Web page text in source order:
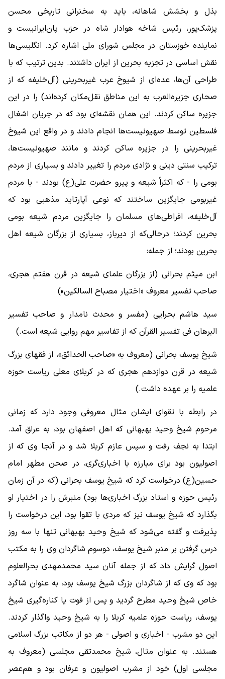
بذل و بخشش شاهانه، باید به سخنرانی تاریخی محسن
پزشک‌پور، رئیس شاخه هوادار شاه در حزب پان‌ایرانیست و
نماینده خوزستان در مجلس شورای ملی اشاره کرد. انگلیسی‌ها
نقش اساسی در تجزیه بحرین از ایران داشتند. بدین ترتیب که با
طراحی آن‌ها، عده‌ای از شیوخ عرب غیربحرینی (آل‌خلیفه که از
صحاری جزیره‌العرب به این مناطق نقل‌مکان کرده‌اند) را در این
جزیره ساکن کردند. این همان نقشه‌ای بود که در جریان اشغال
فلسطین توسط صهیونیست‌ها انجام دادند و در واقع این شیوخ
غیربحرینی را در جزیره ساکن کردند و مانند صهیونیست‌ها،
ترکیب سنتی دینی و نژادی مردم را تغییر دادند و بسیاری از مردم
بومی را - که اکثراً شیعه و پیرو حضرت علی(ع) بودند - با مردم
غیربومی جایگزین ساختند که نوعی آپارتاید مذهبی بود که
آل‌خلیفه، افراطی‌های مسلمان را جایگزین مردم شیعه بومی
بحرین کردند؛ درحالی‌که از دیرباز، بسیاری از بزرگان شیعه اهل
بحرین بودند؛ از جمله:
ابن میثم بحرانی (از بزرگان علمای شیعه در قرن هفتم هجری،
صاحب تفسیر معروف «اختیار مصباح السالکین»)
سید هاشم بحرایی (مفسر و محدث نامدار و صاحب تفسیر
البرهان فی تفسیر القرآن که از تفاسیر مهم روایی شیعه است.)
شیخ یوسف بحرانی (معروف به «صاحب الحدائق»، از فقهای بزرگ
شیعه در قرن دوازدهم هجری که در کربلای معلی ریاست حوزه
علمیه را بر عهده داشت.)
در رابطه با تقوای ایشان مثال معروفی وجود دارد که زمانی
مرحوم شیخ وحید بهبهانی که اهل اصفهان بود، به عراق آمد.
ابتدا به نجف رفت و سپس عازم کربلا شد و در آنجا وی که از
اصولیون بود برای مبارزه با اخباری‌گری، در صحن مطهر امام
حسین(ع) درخواست کرد که شیخ یوسف بحرانی (که در آن زمان
رئیس حوزه و استاد بزرگ اخباری‌ها بود) منبرش را در اختیار او
بگذارد که شیخ یوسف نیز که مردی با تقوا بود، این درخواست را
پذیرفت و گفته می‌شود که شیخ وحید بهبهانی تنها با سه روز
درس گرفتن بر منبر شیخ یوسف، دوسوم شاگردان وی را به مکتب
اصول گرایش داد که از جمله آنان سید محمدمهدی بحرالعلوم
بود که وی که از شاگردان بزرگ شیخ یوسف بود، به عنوان شاگرد
خاص شیخ وحید مطرح گردید و پس از فوت یا کناره‌گیری شیخ
یوسف، ریاست حوزه علمیه کربلا را به شیخ وحید واگذار کردند.
این دو مشرب - اخباری و اصولی - هر دو از مکاتب بزرگ اسلامی
هستند. به عنوان مثال، شیخ محمدتقی مجلسی (معروف به
مجلسی اول) خود از مشرب اصولیون و عرفان بود و هم‌عصر